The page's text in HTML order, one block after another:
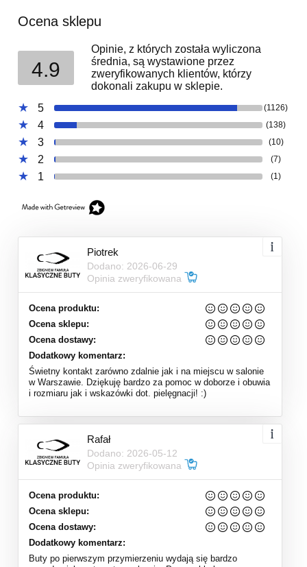
Ocena sklepu
4.9
Opinie, z których została wyliczona
średnia, są wystawione przez
zweryfikowanych klientów, którzy
dokonali zakupu w sklepie.
5
(1126)
4 (138)
3 (10)
2 (7)
1 (1)
Piotrek
Dodano: 2026-06-29
Opinia zweryfikowana
Ocena produktu:
Ocena sklepu:
Ocena dostawy:
Dodatkowy komentarz:
Świetny kontakt zarówno zdalnie jak i na miejscu w salonie
w Warszawie. Dziękuję bardzo za pomoc w doborze i obuwia
i rozmiaru jak i wskazówki dot. pielęgnacji! :)
Rafał
Dodano: 2026-05-12
Opinia zweryfikowana
Ocena produktu:
Ocena sklepu:
Ocena dostawy:
Dodatkowy komentarz:
Buty po pierwszym przymierzeniu wydają się bardzo